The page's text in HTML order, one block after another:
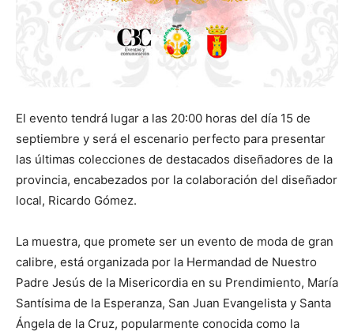
El evento tendrá lugar a las 20:00 horas del día 15 de
septiembre y será el escenario perfecto para presentar
las últimas colecciones de destacados diseñadores de la
provincia, encabezados por la colaboración del diseñador
local, Ricardo Gómez.
La muestra, que promete ser un evento de moda de gran
calibre, está organizada por la Hermandad de Nuestro
Padre Jesús de la Misericordia en su Prendimiento, María
Santísima de la Esperanza, San Juan Evangelista y Santa
Ángela de la Cruz, popularmente conocida como la